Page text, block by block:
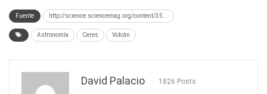
Fuente http://science.sciencemag.org/content/35...
Astronomía Ceres Volcán
David Palacio 1826 Posts